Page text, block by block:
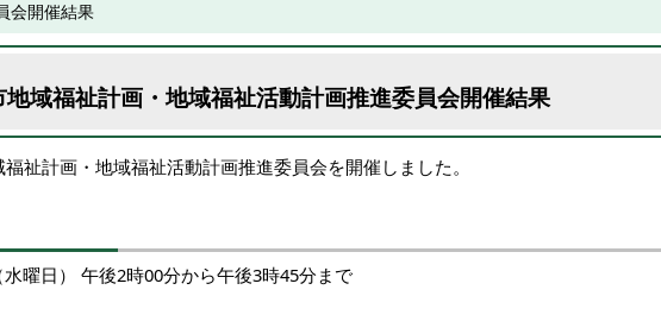
会開催結果
域福祉計画・地域福祉活動計画推進委員会開催結果
祉計画・地域福祉活動計画推進委員会を開催しました。
曜日） 午後2時00分から午後3時45分まで